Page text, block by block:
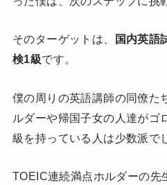
そのターゲットは、
国内英語
検1級です。
僕の周りの英語講師の同僚た
ルダーや帰国子女の人達がゴ
級を持っている人は少数派で
TOEIC連続満点ホルダーの先